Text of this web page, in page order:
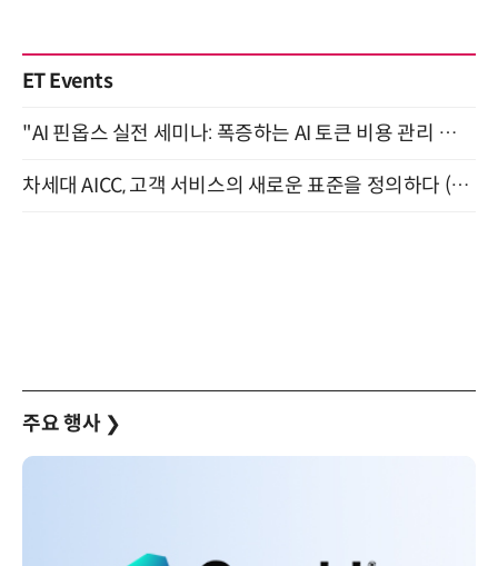
ET Events
"AI 핀옵스 실전 세미나: 폭증하는 AI 토큰 비용 관리 전략" 8월 21일 개최
차세대 AICC, 고객 서비스의 새로운 표준을 정의하다 (9/9)
주요 행사 ❯